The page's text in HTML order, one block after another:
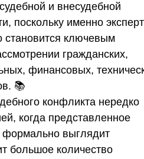
и внесудебной
поскольку именно
становится ключевым
гражданских,
финансовых,
📚
конфликта нередко
когда представленное
формально выглядит
большое количество